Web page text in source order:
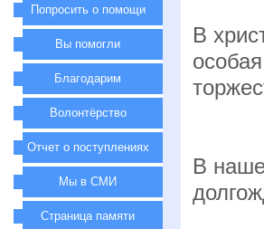
В
В
Попросить о помощи
Вы помогли
Благодарим
Волонтёрство
Отчет о поступлениях
Мы в СМИ
Страница памяти